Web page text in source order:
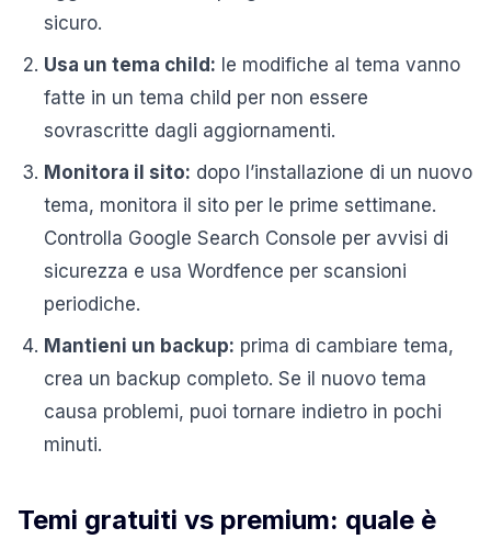
sicuro.
Usa un tema child: le modifiche al tema vanno
fatte in un tema child per non essere
sovrascritte dagli aggiornamenti.
Monitora il sito: dopo l’installazione di un nuovo
tema, monitora il sito per le prime settimane.
Controlla Google Search Console per avvisi di
sicurezza e usa Wordfence per scansioni
periodiche.
Mantieni un backup: prima di cambiare tema,
crea un backup completo. Se il nuovo tema
causa problemi, puoi tornare indietro in pochi
minuti.
Temi gratuiti vs premium: quale è